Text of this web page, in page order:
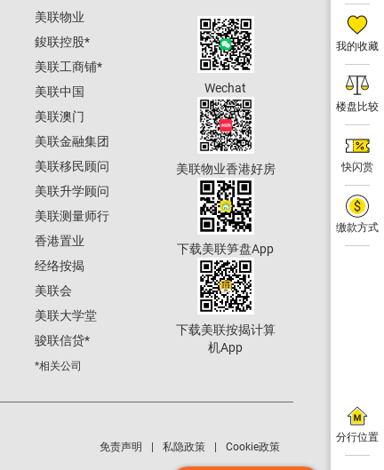
我的收藏
楼盘比较
快闪赏
缴款方式
分行位置
美联物业
鋑联控股*
美联工商铺*
美联中国
美联澳门
美联金融集团
美联移民顾问
美联升学顾问
美联测量师行
香港置业
经络按揭
美联会
美联大学堂
骏联信贷*
*相关公司
Wechat
美联物业香港好房
下载美联笋盘App
下载美联按揭计算
机App
免责声明 私隐政策 Cookie政策